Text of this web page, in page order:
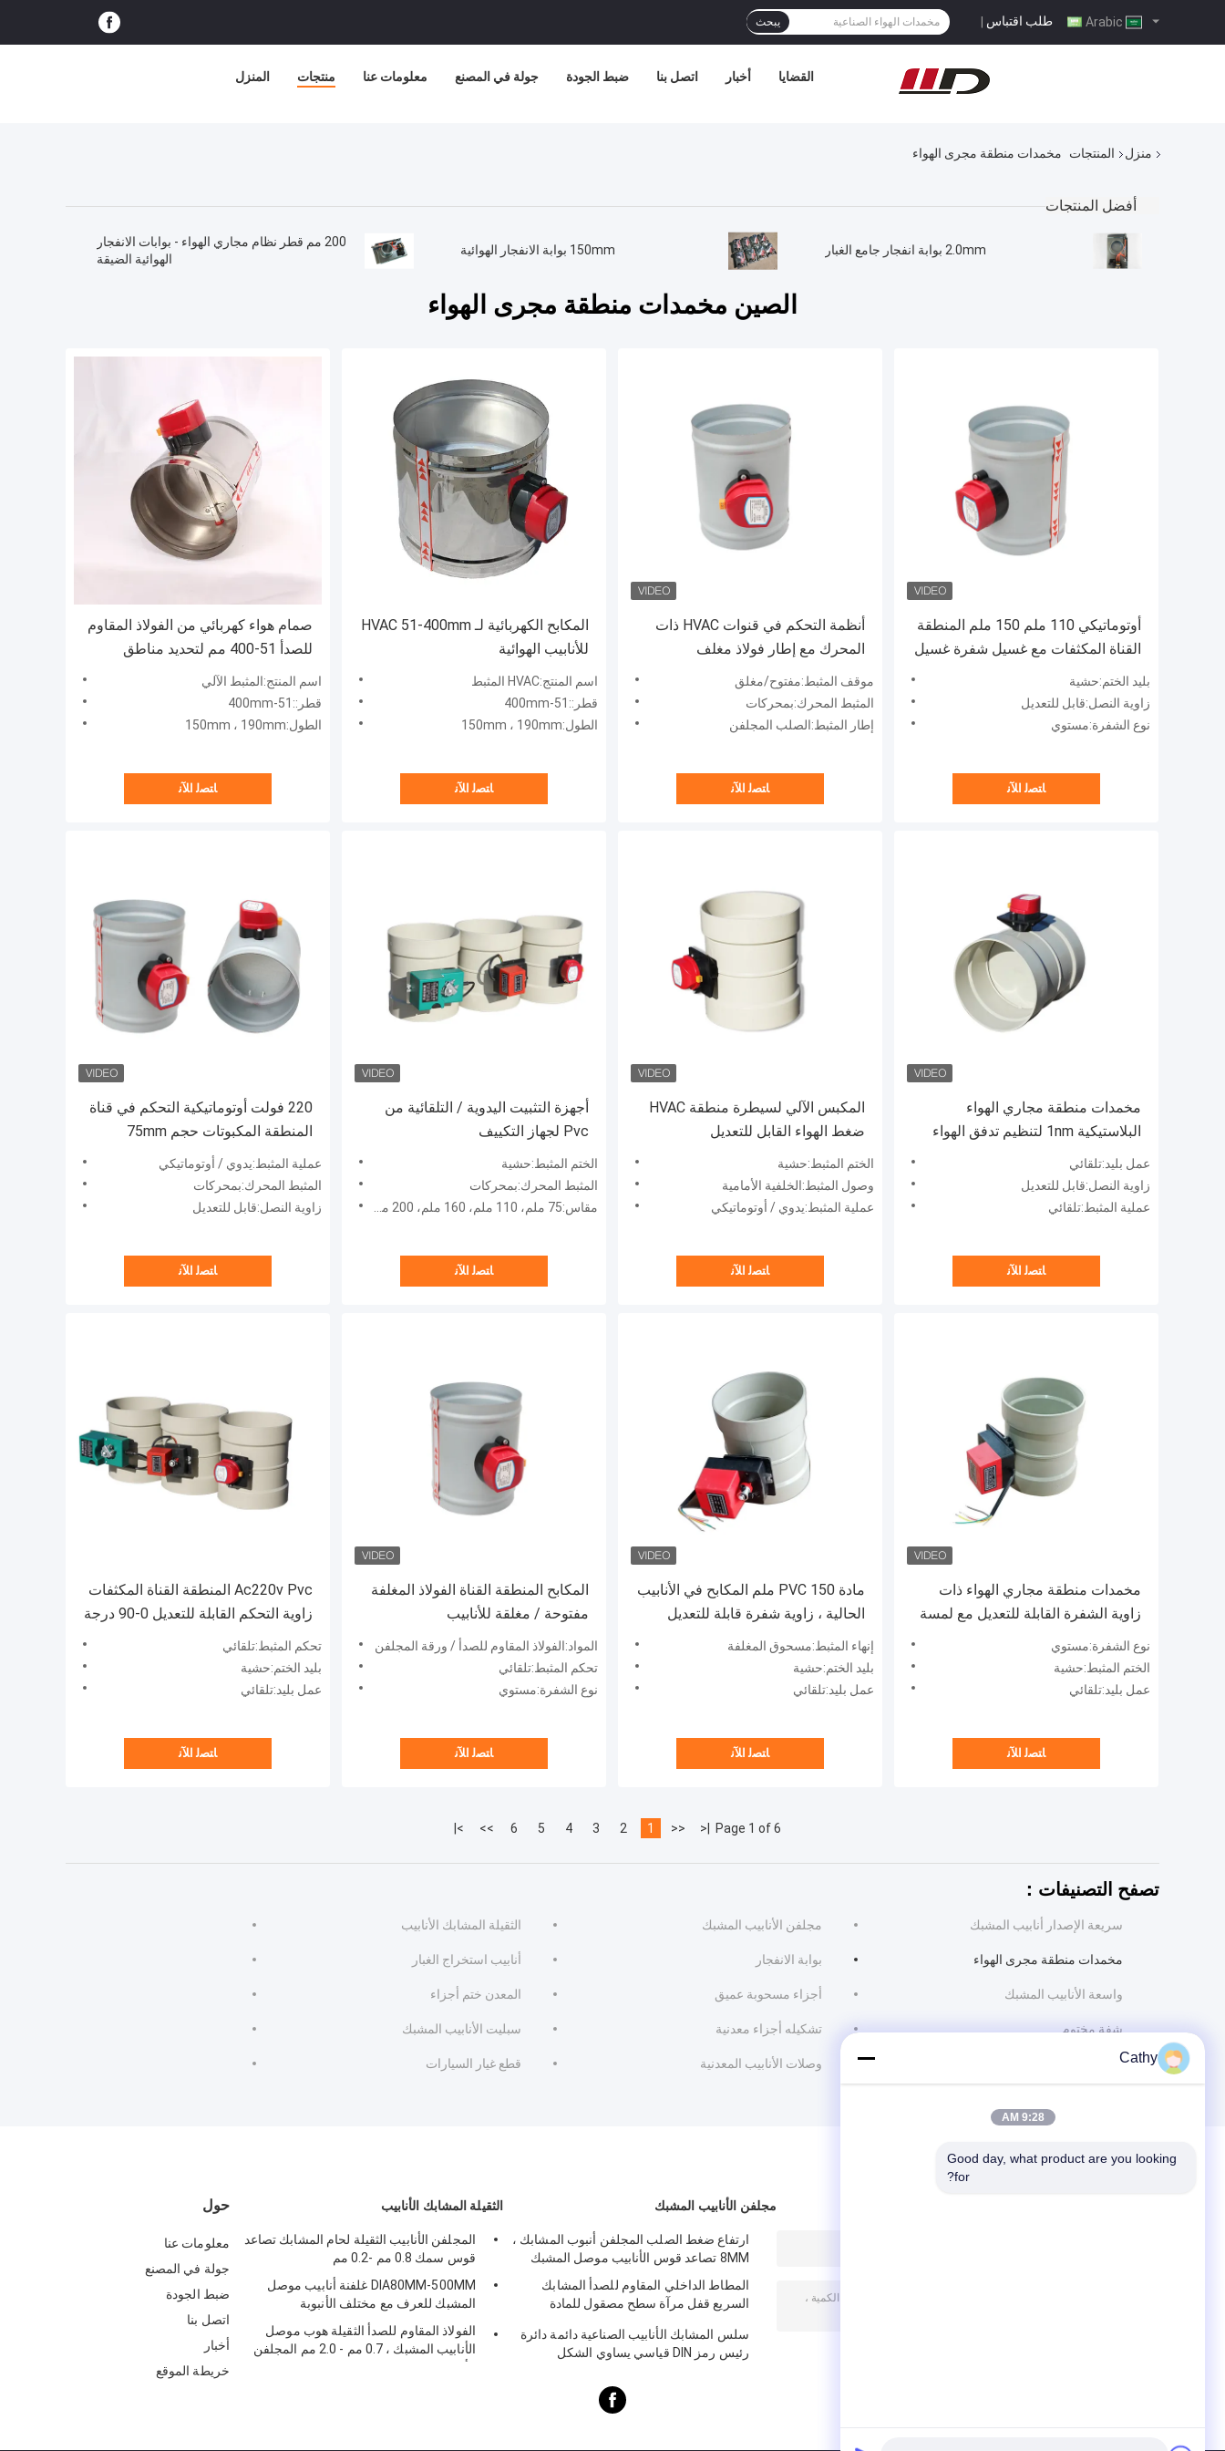
طلب اقتباس | يبحث
المنزل منتجات معلومات عنا جولة في المصنع ضبط الجودة اتصل بنا أخبار القضايا
منزل المنتجات مخمدات منطقة مجرى الهواء
أفضل المنتجات
200 مم قطر نظام مجاري الهواء - بوابات الانفجار
الهوائية الضيقة
150mm بوابة الانفجار الهوائية 2.0mm بوابة انفجار جامع الغبار
الصين مخمدات منطقة مجرى الهواء
صمام هواء كهربائي من الفولاذ المقاوم
للصدأ 51-400 مم لتحديد مناطق
التدفئة والتهوية وتكييف الهواء
اسم المنتج:المثبط الآلي
قطر::51-400mm
الطول:150mm ، 190mm
ﺎﺘﺼﻟ ﺍﻶﻧ
المكابح الكهربائية لـ HVAC 51-400mm
للأنابيب الهوائية
اسم المنتج:HVAC المثبط
قطر::51-400mm
الطول:150mm ، 190mm
ﺎﺘﺼﻟ ﺍﻶﻧ
أنظمة التحكم في قنوات HVAC ذات
المحرك مع إطار فولاذ مغلف
والشفرات المكبسة
موقف المثبط:مفتوح/مغلق
المثبط المحرك:بمحركات
إطار المثبط:الصلب المجلفن
ﺎﺘﺼﻟ ﺍﻶﻧ
أوتوماتيكي 110 ملم 150 ملم المنطقة
القناة المكثفات مع غسيل شفرة غسيل
بليد الختم:حشية
زاوية النصل:قابل للتعديل
نوع الشفرة:مستوي
ﺎﺘﺼﻟ ﺍﻶﻧ
220 فولت أوتوماتيكية التحكم في قناة
المنطقة المكبوتات حجم 75mm
عملية المثبط:يدوي / أوتوماتيكي
المثبط المحرك:بمحركات
زاوية النصل:قابل للتعديل
ﺎﺘﺼﻟ ﺍﻶﻧ
أجهزة التثبيت اليدوية / التلقائية من
Pvc لجهاز التكييف
الختم المثبط:حشية
المثبط المحرك:بمحركات
مقاس:75 ملم، 110 ملم، 160 ملم، 200 ملم
ﺎﺘﺼﻟ ﺍﻶﻧ
المكبس الآلي لسيطرة منطقة HVAC
ضغط الهواء القابل للتعديل
الختم المثبط:حشية
وصول المثبط:الخلفية الأمامية
عملية المثبط:يدوي / أوتوماتيكي
ﺎﺘﺼﻟ ﺍﻶﻧ
مخمدات منطقة مجاري الهواء
البلاستيكية 1nm لتنظيم تدفق الهواء
160 مم
عمل بليد:تلقائي
زاوية النصل:قابل للتعديل
عملية المثبط:تلقائي
ﺎﺘﺼﻟ ﺍﻶﻧ
Ac220v Pvc المنطقة القناة المكثفات
زاوية التحكم القابلة للتعديل 0-90 درجة
تحكم المثبط:تلقائي
بليد الختم:حشية
عمل بليد:تلقائي
ﺎﺘﺼﻟ ﺍﻶﻧ
المكابح المنطقة القناة الفولاذ المغلفة
مفتوحة / مغلقة للأنابيب
المواد:الفولاذ المقاوم للصدأ / ورقة المجلفن
تحكم المثبط:تلقائي
نوع الشفرة:مستوي
ﺎﺘﺼﻟ ﺍﻶﻧ
مادة PVC 150 ملم المكابح في الأنابيب
الحالية ، زاوية شفرة قابلة للتعديل
إنهاء المثبط:مسحوق المغلفة
بليد الختم:حشية
عمل بليد:تلقائي
ﺎﺘﺼﻟ ﺍﻶﻧ
مخمدات منطقة مجاري الهواء ذات
زاوية الشفرة القابلة للتعديل مع لمسة
نهائية مطلية بالمسحوق
نوع الشفرة:مستوي
الختم المثبط:حشية
عمل بليد:تلقائي
ﺎﺘﺼﻟ ﺍﻶﻧ
Page 1 of 6
|<
<<
1
2
3
4
5
6
>>
>|
تصفح التصنيفات：
الثقيلة المشابك الأنابيب مجلفن الأنابيب المشبك سريعة الإصدار أنابيب المشبك
أنابيب استخراج الغبار بوابة الانفجار مخمدات منطقة مجرى الهواء
المعدن ختم أجزاء أجزاء مسحوبة عميق واسعة الأنابيب المشبك
سبليت الأنابيب المشبك تشكيله أجزاء معدنية شفة مختوم
قطع غيار السيارات وصلات الأنابيب المعدنية مدخنة المداخن الأنابيب
حول
معلومات عنا
جولة في المصنع
ضبط الجودة
اتصل بنا
أخبار
خريطة الموقع
الثقيلة المشابك الأنابيب
المجلفن الأنابيب الثقيلة لحام المشابك تصاعد
قوس سمك 0.8 مم -0.2 مم
DIA80MM-500MM غلفنة أنابيب موصل
المشبك للعرف مع مختلف الأنبوبة
الفولاذ المقاوم للصدأ الثقيلة هوب موصل
الأنابيب المشبك ، 0.7 مم - 2.0 مم المجلفن
مجلفن الأنابيب المشبك
ارتفاع ضغط الصلب المجلفن أنبوب المشابك ،
8MM تصاعد قوس الأنابيب موصل المشبك
المطاط الداخلي المقاوم للصدأ المشابك
السريع قفل مرآة سطح مصقول للمادة
سلس المشابك الأنابيب الصناعية دائمة دائرة
رئيس رمز DIN قياسي يساوي الشكل
Cathy
9:28 AM
Good day, what product are you looking
for?